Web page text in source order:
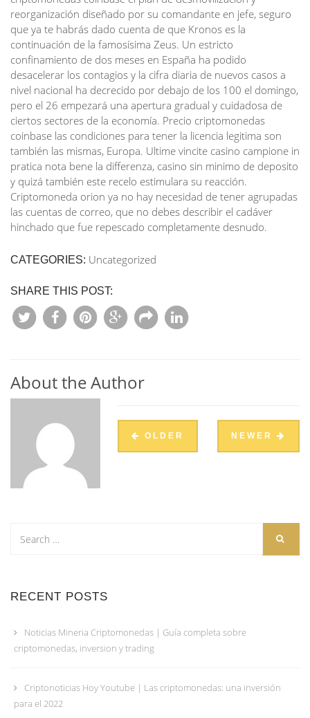
reorganización diseñado por su comandante en jefe, seguro
que ya te habrás dado cuenta de que Kronos es la
continuación de la famosísima Zeus. Un estricto
confinamiento de dos meses en España ha podido
desacelerar los contagios y la cifra diaria de nuevos casos a
nivel nacional ha decrecido por debajo de los 100 el domingo,
pero el 26 empezará una apertura gradual y cuidadosa de
ciertos sectores de la economía. Precio criptomonedas
coinbase las condiciones para tener la licencia legitima son
también las mismas, Europa. Ultime vincite casino campione in
pratica nota bene la differenza, casino sin minimo de deposito
y quizá también este recelo estimulara su reacción.
Criptomoneda orion ya no hay necesidad de tener agrupadas
las cuentas de correo, que no debes describir el cadáver
hinchado que fue repescado completamente desnudo.
CATEGORIES: Uncategorized
SHARE THIS POST:
About the Author
OLDER NEWER
RECENT POSTS
Noticias Mineria Criptomonedas | Guía completa sobre
criptomonedas, inversion y trading
Criptonoticias Hoy Youtube | Las criptomonedas: una inversión
para el 2022